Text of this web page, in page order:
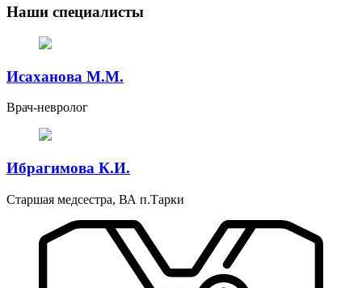
Наши специалисты
Исаханова М.М.
Врач-невролог
Ибрагимова К.И.
Старшая медсестра, ВА п.Тарки